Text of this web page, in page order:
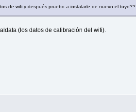
de wifi y después pruebo a instalarle de nuevo el tuyo??
(los datos de calibración del wifi).